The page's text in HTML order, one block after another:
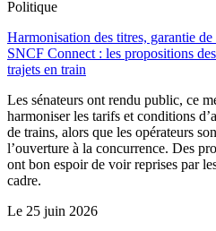
Politique
Harmonisation des titres, garantie
SNCF Connect : les propositions
trajets en train
Les sénateurs ont rendu public, ce
harmoniser les tarifs et conditions
de trains, alors que les opérateurs
l’ouverture à la concurrence. Des
ont bon espoir de voir reprises par
cadre.
Le 25 juin 2026